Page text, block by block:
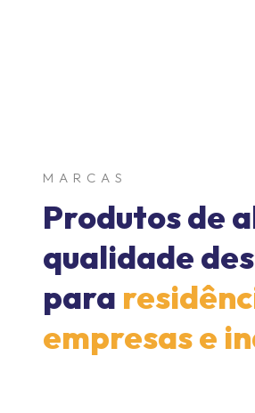
MARCAS
Produtos de
qualidade
para
empresas e